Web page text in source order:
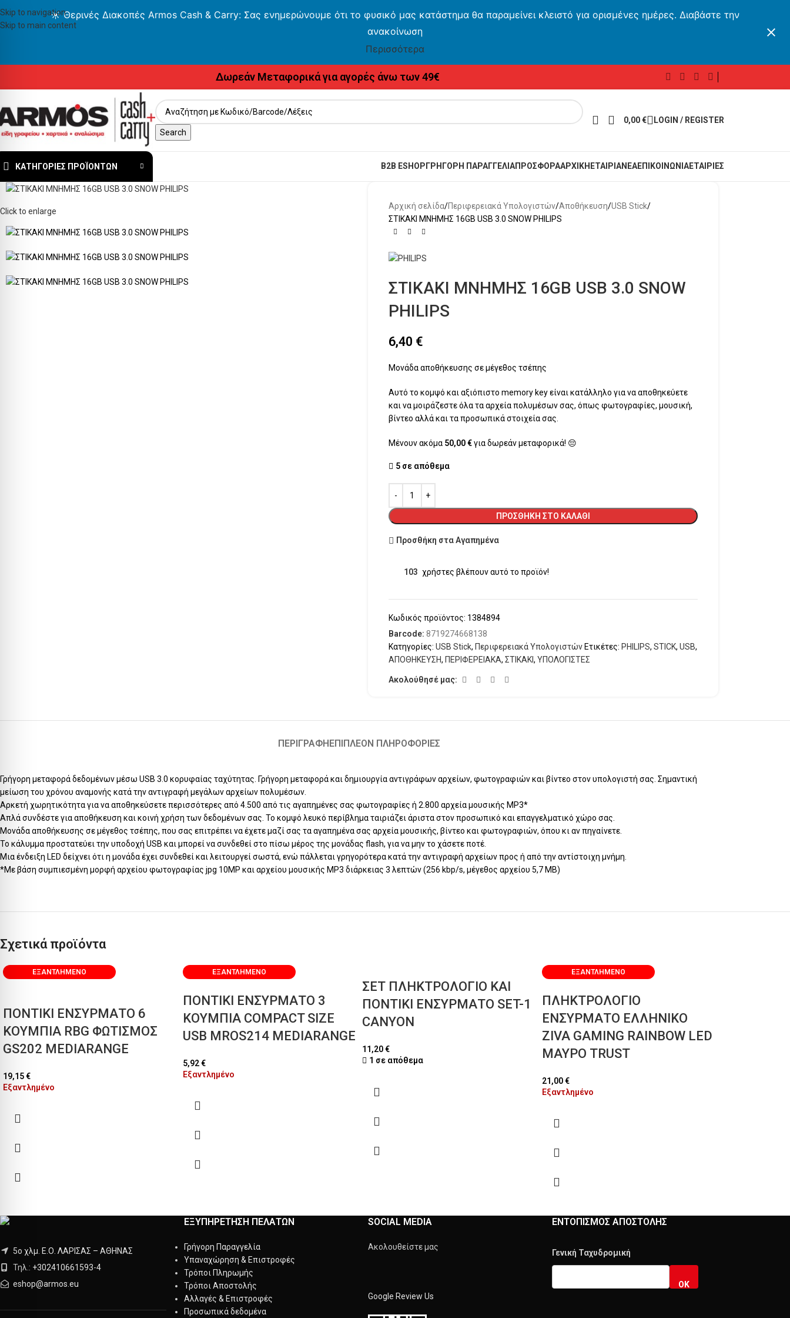
Skip to navigation
Skip to main content
☀️ Θερινές Διακοπές Armos Cash & Carry: Σας ενημερώνουμε ότι το φυσικό μας κατάστημα θα παραμείνει κλειστό για ορισμένες ημέρες. Διαβάστε την
ανακοίνωση
Περισσότερα
Δωρεάν Μεταφορικά για αγορές άνω των 49€
Search
0,00€ LOGIN / REGISTER
ΚΑΤΗΓΟΡΊΕΣ ΠΡΟΪΌΝΤΩΝ B2B ESHOP ΓΡΗΓΟΡΗ ΠΑΡΑΓΓΕΛΙΑΠΡΟΣΦΟΡΑΑΡΧΙΚΗ ΕΤΑΙΡΙΑΝΕΑΕΠΙΚΟΙΝΩΝΙΑΕΤΑΙΡΙΕΣ
Click to enlarge
Αρχική σελίδα Περιφερειακά Υπολογιστών Αποθήκευση USB Stick
ΣΤΙΚΑΚΙ ΜΝΗΜΗΣ 16GB USB 3.0 SNOW PHILIPS
ΣΤΙΚΑΚΙ ΜΝΗΜΗΣ 16GB USB 3.0 SNOW
PHILIPS
6,40 €
Μονάδα αποθήκευσης σε μέγεθος τσέπης
Αυτό το κομψό και αξιόπιστο memory key είναι κατάλληλο για να αποθηκεύετε
και να μοιράζεστε όλα τα αρχεία πολυμέσων σας, όπως φωτογραφίες, μουσική,
βίντεο αλλά και τα προσωπικά στοιχεία σας.
Μένουν ακόμα 50,00€για δωρεάν μεταφορικά! 😔
5 σε απόθεμα
ΠΡΟΣΘΉΚΗ ΣΤΟ ΚΑΛΆΘΙ
Προσθήκη στα Αγαπημένα
103 χρήστες βλέπουν αυτό το προϊόν!
Κωδικός προϊόντος: 1384894
Barcode: 8719274668138
Κατηγορίες: USB Stick, Περιφερειακά Υπολογιστών Ετικέτες: PHILIPS, STICK, USB,
ΑΠΟΘΗΚΕΥΣΗ, ΠΕΡΙΦΕΡΕΙΑΚΑ, ΣΤΙΚΑΚΙ, ΥΠΟΛΟΓΙΣΤΕΣ
Ακολούθησέ μας:
ΠΕΡΙΓΡΑΦΉΕΠΙΠΛΈΟΝ ΠΛΗΡΟΦΟΡΊΕΣ
Γρήγορη μεταφορά δεδομένων μέσω USB 3.0 κορυφαίας ταχύτητας. Γρήγορη μεταφορά και δημιουργία αντιγράφων αρχείων, φωτογραφιών και βίντεο στον υπολογιστή σας. Σημαντική
μείωση του χρόνου αναμονής κατά την αντιγραφή μεγάλων αρχείων πολυμέσων.
Αρκετή χωρητικότητα για να αποθηκεύσετε περισσότερες από 4.500 από τις αγαπημένες σας φωτογραφίες ή 2.800 αρχεία μουσικής MP3*
Απλά συνδέστε για αποθήκευση και κοινή χρήση των δεδομένων σας. Το κομψό λευκό περίβλημα ταιριάζει άριστα στον προσωπικό και επαγγελματικό χώρο σας.
Μονάδα αποθήκευσης σε μέγεθος τσέπης, που σας επιτρέπει να έχετε μαζί σας τα αγαπημένα σας αρχεία μουσικής, βίντεο και φωτογραφιών, όπου κι αν πηγαίνετε.
Το κάλυμμα προστατεύει την υποδοχή USB και μπορεί να συνδεθεί στο πίσω μέρος της μονάδας flash, για να μην το χάσετε ποτέ.
Μια ένδειξη LED δείχνει ότι η μονάδα έχει συνδεθεί και λειτουργεί σωστά, ενώ πάλλεται γρηγορότερα κατά την αντιγραφή αρχείων προς ή από την αντίστοιχη μνήμη.
*Με βάση συμπιεσμένη μορφή αρχείου φωτογραφίας jpg 10MP και αρχείου μουσικής MP3 διάρκειας 3 λεπτών (256 kbp/s, μέγεθος αρχείου 5,7 MB)
Σχετικά προϊόντα
ΕΞΑΝΤΛΗΜΈΝΟ
ΠΟΝΤΙΚΙ ΕΝΣΥΡΜΑΤΟ 6
ΚΟΥΜΠΙΑ RBG ΦΩΤΙΣΜΟΣ
GS202 MEDIARANGE
19,15€
Εξαντλημένο
ΕΞΑΝΤΛΗΜΈΝΟ
ΠΟΝΤΙΚΙ ΕΝΣΥΡΜΑΤΟ 3
ΚΟΥΜΠΙΑ COMPACT SIZE
USB MROS214 MEDIARANGE
5,92€
Εξαντλημένο
ΣΕΤ ΠΛΗΚΤΡΟΛΟΓΙΟ ΚΑΙ
ΠΟΝΤΙΚΙ ΕΝΣΥΡΜΑΤΟ SET-1
CANYON
11,20€
1 σε απόθεμα
ΕΞΑΝΤΛΗΜΈΝΟ
ΠΛΗΚΤΡΟΛΟΓΙΟ
ΕΝΣΥΡΜΑΤΟ ΕΛΛΗΝΙΚΟ
ZIVA GAMING RAINBOW LED
ΜΑΥΡΟ TRUST
21,00€
Εξαντλημένο
5ο χλμ. Ε.Ο. ΛΑΡΙΣΑΣ – ΑΘΗΝΑΣ
Τηλ.: +302410661593-4
eshop@armos.eu
ΕΞΥΠΗΡΕΤΗΣΗ ΠΕΛΑΤΩΝ
Γρήγορη Παραγγελία
Υπαναχώρηση & Επιστροφές
Τρόποι Πληρωμής
Τρόποι Αποστολής
Αλλαγές & Επιστροφές
Προσωπικά δεδομένα
SOCIAL MEDIA
Ακολουθείστε μας
Google Review Us
ΕΝΤΟΠΙΣΜΟΣ ΑΠΟΣΤΟΛΗΣ
Γενική Ταχυδρομική
OK